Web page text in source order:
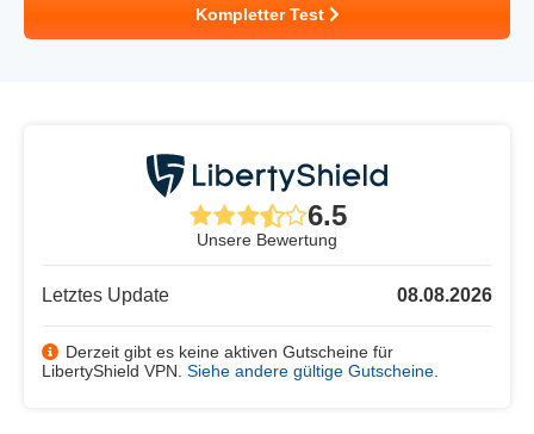
Kompletter Test
6.5
Unsere Bewertung
Letztes Update 08.08.2026
Derzeit gibt es keine aktiven Gutscheine für
LibertyShield VPN. Siehe andere gültige Gutscheine